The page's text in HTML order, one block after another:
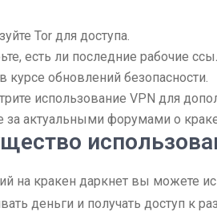
Tor для доступа.
есть ли последние рабочие
курсе обновлений безопасности.
использование VPN для
за актуальными форумами о
на кракен даркнет вы можете
деньги и получать доступ к